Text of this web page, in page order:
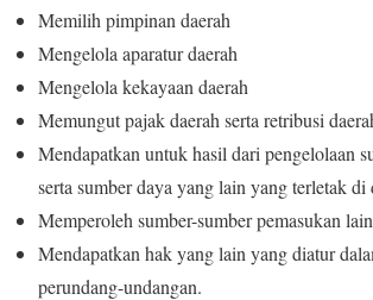
Memilih pimpinan daerah
Mengelola aparatur daerah
Mengelola kekayaan daerah
Memungut pajak daerah serta retribusi
Mendapatkan untuk hasil dari pengelolaan
serta sumber daya yang lain yang terletak di
Memperoleh sumber-sumber pemasukan
Mendapatkan hak yang lain yang diatur
perundang-undangan.